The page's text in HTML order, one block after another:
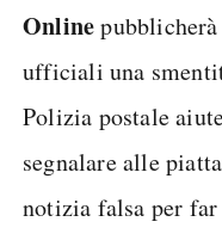
Online
ufficiali una
Polizia postale
segnalare alle
notizia falsa per